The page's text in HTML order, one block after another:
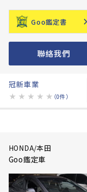
Goo鑑定書
聯絡我們
冠新車業
★ ★ ★ ★ ★ （0件）
HONDA/本田
Goo鑑定車